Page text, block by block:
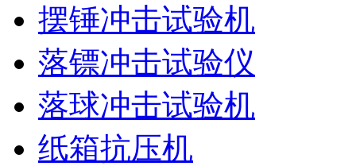
摆锤冲击试验机
落镖冲击试验仪
落球冲击试验机
纸箱抗压机